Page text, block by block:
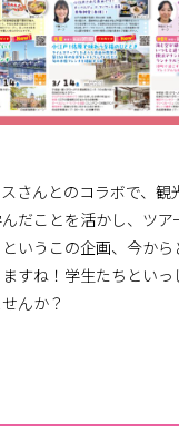
さんとのコラボで、観
だことを活かし、ツア
いうこの企画、今から
すね！学生たちとい
んか？